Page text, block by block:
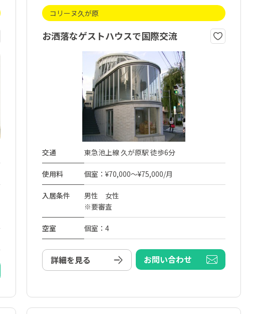
コリーヌ久が原
お洒落なゲストハウスで国際交流
交通 東急池上線 久が原駅 徒歩6分
使用料 個室：¥70,000～¥75,000/月
入居条件
男性 女性
※要審査
空室 個室：4
詳細を見る お問い合わせ